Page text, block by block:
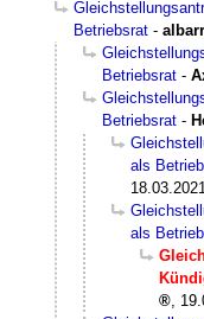
Betriebsrat -
Betriebsrat -
Betriebsrat -
als
als
,